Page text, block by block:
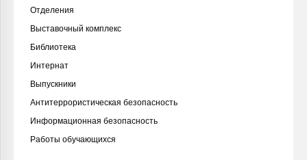
Отделения
Выставочный комплекс
Библиотека
Интернат
Выпускники
Антитеррористическая безопасность
Информационная безопасность
Работы обучающихся